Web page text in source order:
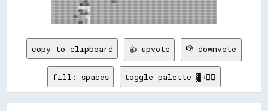
copy to clipboard 👍 upvote 👎 downvote
fill: spaces toggle palette ▓→✊🏽